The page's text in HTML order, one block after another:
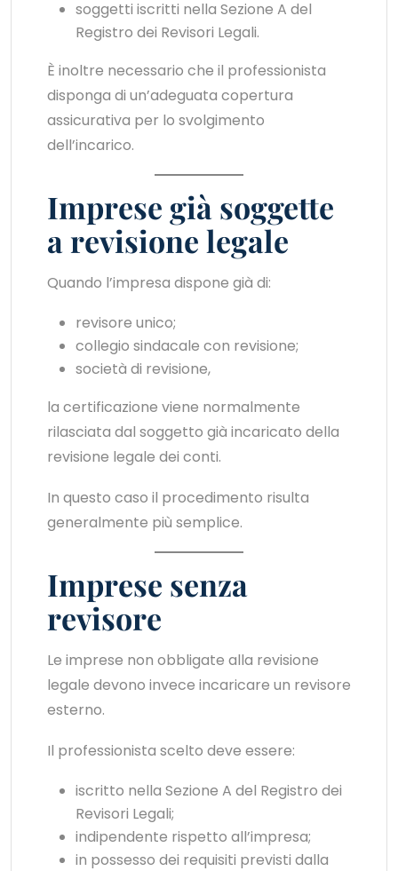
soggetti iscritti nella Sezione A del
Registro dei Revisori Legali.
È inoltre necessario che il professionista
disponga di un’adeguata copertura
assicurativa per lo svolgimento
dell’incarico.
Imprese già soggette
a revisione legale
Quando l’impresa dispone già di:
revisore unico;
collegio sindacale con revisione;
società di revisione,
la certificazione viene normalmente
rilasciata dal soggetto già incaricato della
revisione legale dei conti.
In questo caso il procedimento risulta
generalmente più semplice.
Imprese senza
revisore
Le imprese non obbligate alla revisione
legale devono invece incaricare un revisore
esterno.
Il professionista scelto deve essere:
iscritto nella Sezione A del Registro dei
Revisori Legali;
indipendente rispetto all’impresa;
in possesso dei requisiti previsti dalla